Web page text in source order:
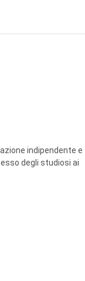
indipendente e
degli studiosi ai